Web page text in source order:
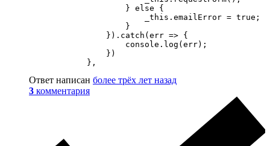
                    } else {
                        _this.emailError = true;
                    }
                }).catch(err => {
                    console.log(err);
                })
            },
Ответ написан более трёх лет назад
3 комментария